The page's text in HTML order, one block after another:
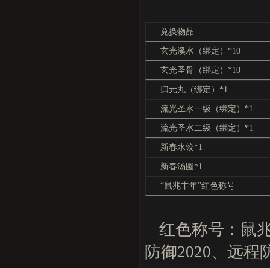
兑换物品
玄光溪水（绑定）*10
玄光圣骨（绑定）*10
归元丸（绑定）*1
流光圣水一级（绑定）*1
流光圣水二级（绑定）*1
新春水饺*1
新春汤圆*1
“鼠兆丰年”红色称号
红色称号：鼠
防御2020、远程